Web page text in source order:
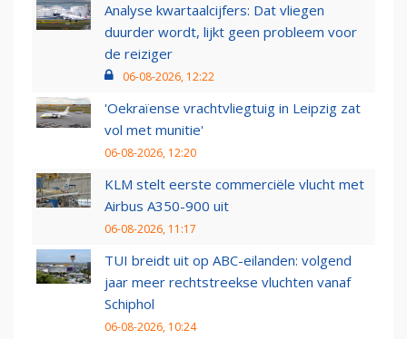
Analyse kwartaalcijfers: Dat vliegen
duurder wordt, lijkt geen probleem voor
de reiziger
06-08-2026, 12:22
'Oekraïense vrachtvliegtuig in Leipzig zat
vol met munitie'
06-08-2026, 12:20
KLM stelt eerste commerciële vlucht met
Airbus A350-900 uit
06-08-2026, 11:17
TUI breidt uit op ABC-eilanden: volgend
jaar meer rechtstreekse vluchten vanaf
Schiphol
06-08-2026, 10:24